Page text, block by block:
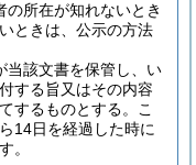
所在が知れないとき
ときは、公示の方法
当該文書を保管し、い
する旨又はその内容
するものとする。
こ
14日を経過した時に
。